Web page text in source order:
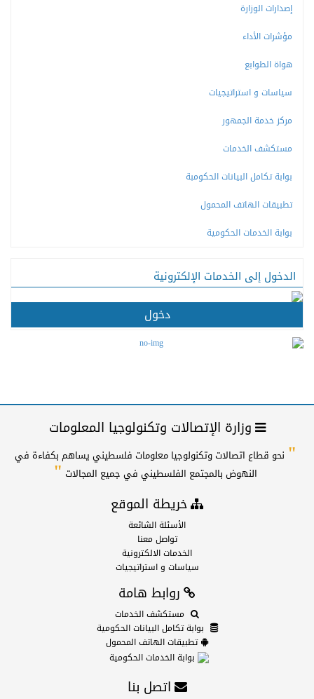
إصدارات الوزارة
مؤشرات الأداء
هواة الطوابع
سياسات و استراتيجيات
مركز خدمة الجمهور
مستكشف الخدمات
بوابة تكامل البيانات الحكومبة
تطبيقات الهاتف المحمول
بوابة الخدمات الحكومية
الدخول إلى الخدمات الإلكترونية
دخول
وزارة الإتصالات وتكنولوجيا المعلومات
" نحو قطاع اتصالات وتكنولوجيا معلومات فلسطيني يساهم بكفاءة في
النهوض بالمجتمع الفلسطيني في جميع المجالات"
خريطة الموقع
الأسئلة الشائعة
تواصل معنا
الخدمات الالكترونية
سياسات و استراتيجيات
روابط هامة
مستكشف الخدمات
بوابة تكامل البيانات الحكومية
تطبيقات الهاتف المحمول
بوابة الخدمات الحكومية
اتصل بنا